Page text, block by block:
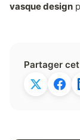
vasque design
Partager